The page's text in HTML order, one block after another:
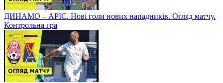
ДИНАМО – АРІС. Нові голи нових нападників. Огляд матчу.
Контрольна гра